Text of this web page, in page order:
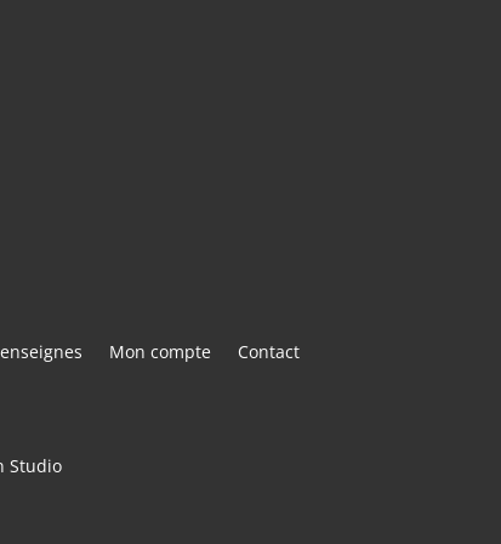
Mon compte Contact
Studio